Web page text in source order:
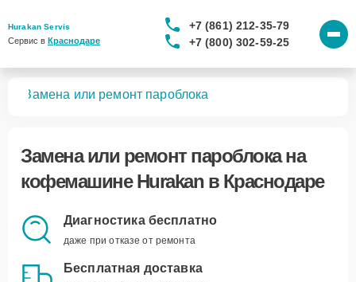
Hurakan Servis
Сервис в Краснодаре
+7 (861) 212-35-79
+7 (800) 302-59-25
Замена или ремонт пароблока
Замена или ремонт пароблокана
кофемашине Hurakan в Краснодаре
Диагностика бесплатно
даже при отказе от ремонта
Бесплатная доставка